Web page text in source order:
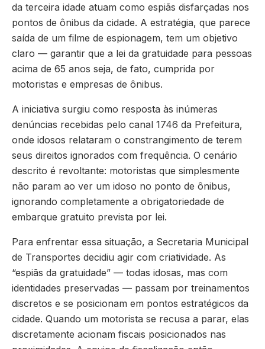
da terceira idade atuam como espiãs disfarçadas nos
pontos de ônibus da cidade. A estratégia, que parece
saída de um filme de espionagem, tem um objetivo
claro — garantir que a lei da gratuidade para pessoas
acima de 65 anos seja, de fato, cumprida por
motoristas e empresas de ônibus.
A iniciativa surgiu como resposta às inúmeras
denúncias recebidas pelo canal 1746 da Prefeitura,
onde idosos relataram o constrangimento de terem
seus direitos ignorados com frequência. O cenário
descrito é revoltante: motoristas que simplesmente
não param ao ver um idoso no ponto de ônibus,
ignorando completamente a obrigatoriedade de
embarque gratuito prevista por lei.
Para enfrentar essa situação, a Secretaria Municipal
de Transportes decidiu agir com criatividade. As
“espiãs da gratuidade” — todas idosas, mas com
identidades preservadas — passam por treinamentos
discretos e se posicionam em pontos estratégicos da
cidade. Quando um motorista se recusa a parar, elas
discretamente acionam fiscais posicionados nas